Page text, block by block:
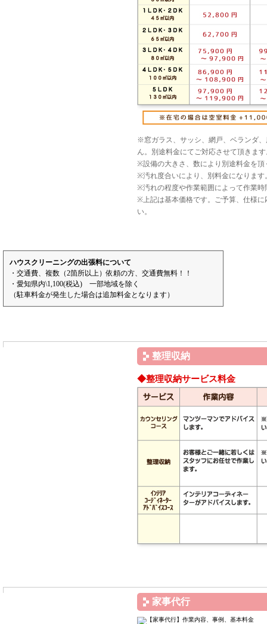
※窓ガラス、サッシ、網戸、ベランダ
ん。別途料金にてご対応させて頂きま
※設備の大きさ、数により別途料金を頂
※汚れ度合いにより、別料金になりま
※汚れの程度や作業範囲によって作業時
※上記は基本価格です。ご予算、仕様
い。
ハウスクリーニングの出張料について
・交通費、複数（2箇所以上）依頼の方、交通費無料！！
・愛知県内\1,100(税込) 一部地域を除く
（駐車料金が発生した場合は追加料金となります）
整理収納
◆整理収納サービス料金
家事代行